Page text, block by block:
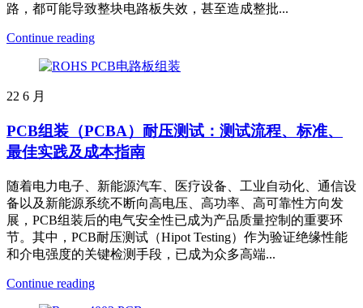
路，都可能导致整块电路板失效，甚至造成整批...
Continue reading
22 6 月
PCB组装（PCBA）耐压测试：测试流程、标准、
最佳实践及成本指南
随着电力电子、新能源汽车、医疗设备、工业自动化、通信设
备以及新能源系统不断向高电压、高功率、高可靠性方向发
展，PCB组装后的电气安全性已成为产品质量控制的重要环
节。其中，PCB耐压测试（Hipot Testing）作为验证绝缘性能
和介电强度的关键检测手段，已成为众多高端...
Continue reading